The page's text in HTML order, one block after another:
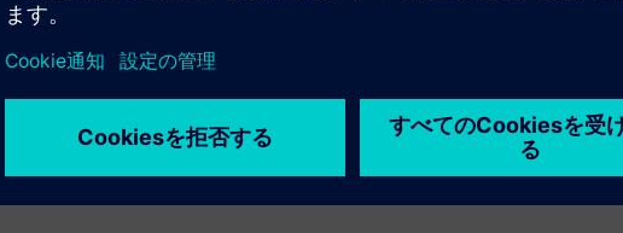
るエネルギー効率化プロジェクト
-サービスとしての脱炭素化-サービスとしてのエネルギー-自己資金調達